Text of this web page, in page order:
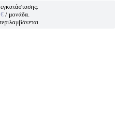
/ μονάδα.